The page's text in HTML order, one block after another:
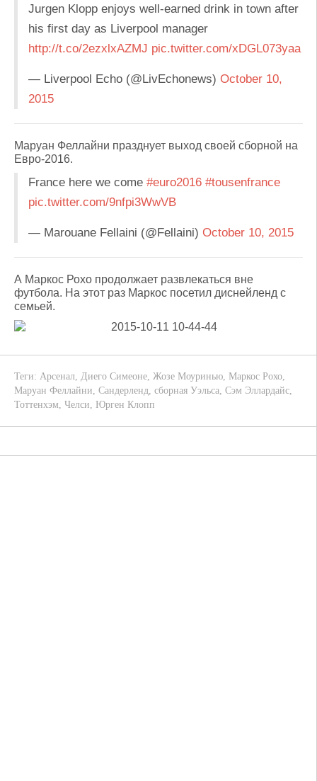
Jurgen Klopp enjoys well-earned drink in town after
his first day as Liverpool manager
http://t.co/2ezxlxAZMJ pic.twitter.com/xDGL073yaa
— Liverpool Echo (@LivEchonews) October 10,
2015
Маруан Феллайни празднует выход своей сборной на
Евро-2016.
France here we come #euro2016 #tousenfrance
pic.twitter.com/9nfpi3WwVB
— Marouane Fellaini (@Fellaini) October 10, 2015
А Маркос Рохо продолжает развлекаться вне
футбола. На этот раз Маркос посетил диснейленд с
семьей.
Теги: Арсенал, Диего Симеоне, Жозе Моуринью, Маркос Рохо,
Маруан Феллайни, Сандерленд, сборная Уэльса, Сэм Эллардайс,
Тоттенхэм, Челси, Юрген Клопп